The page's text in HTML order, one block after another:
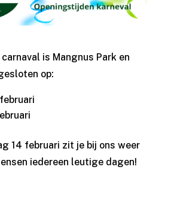
carnaval is Mangnus Park en
op:
14 februari zit je bij ons weer
iedereen leutige dagen!